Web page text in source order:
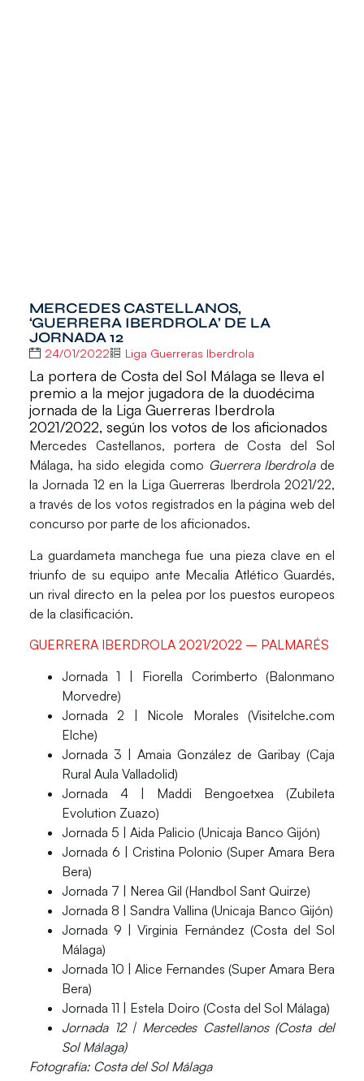
MERCEDES CASTELLANOS,
‘GUERRERA IBERDROLA’ DE LA
JORNADA 12
24/01/2022 Liga Guerreras Iberdrola
La portera de Costa del Sol Málaga se lleva el
premio a la mejor jugadora de la duodécima
jornada de la Liga Guerreras Iberdrola
2021/2022, según los votos de los aficionados
Mercedes Castellanos, portera deCosta del Sol
Málaga, ha sido elegida como Guerrera Iberdrolade
laJornada 12en la Liga Guerreras Iberdrola 2021/22,
a través de los votos registrados en la página web del
concurso por parte de los aficionados.
La guardameta manchega fue una pieza clave en el
triunfo de su equipo ante Mecalia Atlético Guardés,
un rival directo en la pelea por los puestos europeos
de la clasificación.
GUERRERA IBERDROLA 2021/2022 – PALMARÉS
Jornada 1 | Fiorella Corimberto (Balonmano
Morvedre)
Jornada 2 | Nicole Morales (Visitelche.com
Elche)
Jornada 3 | Amaia González de Garibay (Caja
Rural Aula Valladolid)
Jornada 4 | Maddi Bengoetxea (Zubileta
Evolution Zuazo)
Jornada 5 | Aida Palicio (Unicaja Banco Gijón)
Jornada 6 | Cristina Polonio (Super Amara Bera
Bera)
Jornada 7 | Nerea Gil (Handbol Sant Quirze)
Jornada 8 | Sandra Vallina (Unicaja Banco Gijón)
Jornada 9 | Virginia Fernández (Costa del Sol
Málaga)
Jornada 10 | Alice Fernandes (Super Amara Bera
Bera)
Jornada 11 | Estela Doiro (Costa del Sol Málaga)
Jornada 12 | Mercedes Castellanos (Costa del
Sol Málaga)
Fotografía: Costa del Sol Málaga